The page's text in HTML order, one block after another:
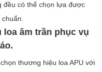
đều có thể chọn lựa được
loa âm trần phục vụ
thương hiệu loa APU với